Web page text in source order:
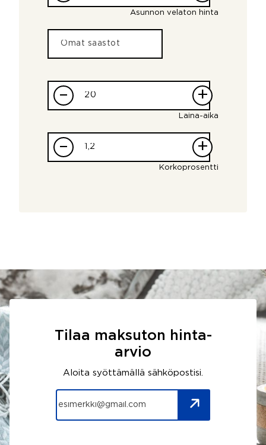
Asunnon velaton hinta
– +
Laina-aika
– +
Korkoprosentti
Tilaa maksuton hinta-
arvio
Aloita syöttämällä sähköpostisi.